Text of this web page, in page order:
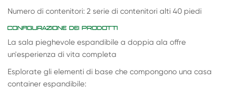
Numero di contenitori: 2 serie di contenitori alti 40 piedi
CONFIGURAZIONE DEI PRODOTTI
La sala pieghevole espandibile a doppia ala offre
un'esperienza di vita completa
Esplorate gli elementi di base che compongono una casa
container espandibile: